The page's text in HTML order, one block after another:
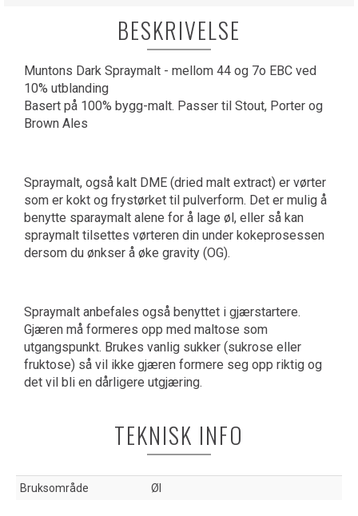
BESKRIVELSE
Muntons Dark Spraymalt - mellom 44 og 7o EBC ved
10% utblanding
Basert på 100% bygg-malt. Passer til Stout, Porter og
Brown Ales
Spraymalt, også kalt DME (dried malt extract) er vørter
som er kokt og frystørket til pulverform. Det er mulig å
benytte sparaymalt alene for å lage øl, eller så kan
spraymalt tilsettes vørteren din under kokeprosessen
dersom du ønkser å øke gravity (OG).
Spraymalt anbefales også benyttet i gjærstartere.
Gjæren må formeres opp med maltose som
utgangspunkt. Brukes vanlig sukker (sukrose eller
fruktose) så vil ikke gjæren formere seg opp riktig og
det vil bli en dårligere utgjæring.
TEKNISK INFO
Bruksområde Øl